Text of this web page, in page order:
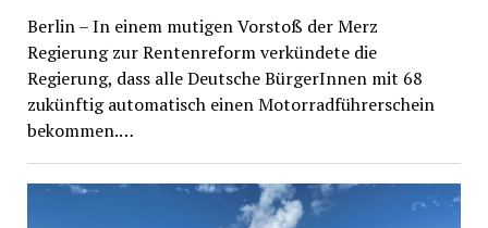
Berlin – In einem mutigen Vorstoß der Merz
Regierung zur Rentenreform verkündete die
Regierung, dass alle Deutsche BürgerInnen mit 68
zukünftig automatisch einen Motorradführerschein
bekommen.…